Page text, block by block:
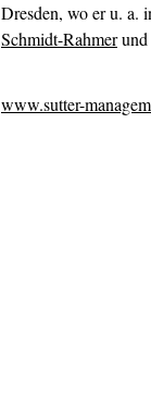
Dresden, wo er u. a.
Schmidt-Rahmerund
www.sutter-